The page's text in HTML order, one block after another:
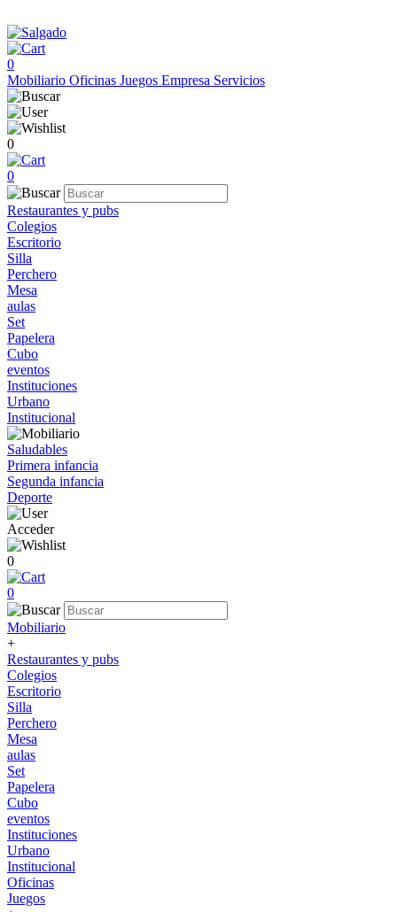
0
Mobiliario Oficinas Juegos Empresa Servicios
0
0
Restaurantes y pubs
Colegios
Escritorio
Silla
Perchero
Mesa
aulas
Set
Papelera
Cubo
eventos
Instituciones
Urbano
Institucional
Saludables
Primera infancia
Segunda infancia
Deporte
Acceder
0
0
Mobiliario
+
Restaurantes y pubs
Colegios
Escritorio
Silla
Perchero
Mesa
aulas
Set
Papelera
Cubo
eventos
Instituciones
Urbano
Institucional
Oficinas
Juegos